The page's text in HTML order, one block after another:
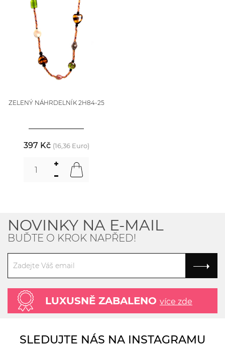
ZELENÝ NÁHRDELNÍK 2H84-25
397 Kč (16,36 Euro)
NOVINKY NA E-MAIL
BUĎTE O KROK NAPŘED!
LUXUSNĚ ZABALENO více zde
SLEDUJTE NÁS NA INSTAGRAMU